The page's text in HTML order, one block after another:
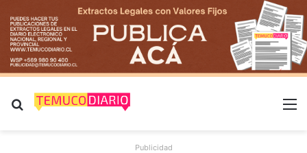
Buscar por
Publicidad